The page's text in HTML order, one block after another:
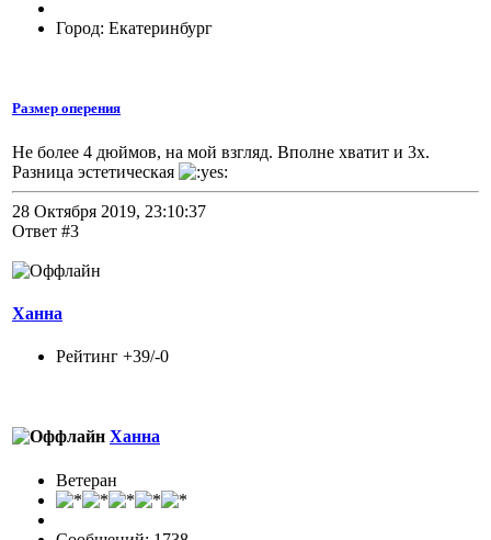
Город: Екатеринбург
Размер оперения
Не более 4 дюймов, на мой взгляд. Вполне хватит и 3х.
Разница эстетическая
28 Октября 2019, 23:10:37
Ответ #3
Ханна
Рейтинг +39/-0
Ханна
Ветеран